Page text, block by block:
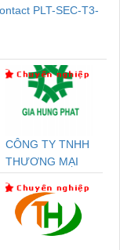
PLT-SEC-T3-
CÔNG TY TNHH
THƯƠNG MẠI
THUẬT ĐIỆN CƠ
GIA HƯNG